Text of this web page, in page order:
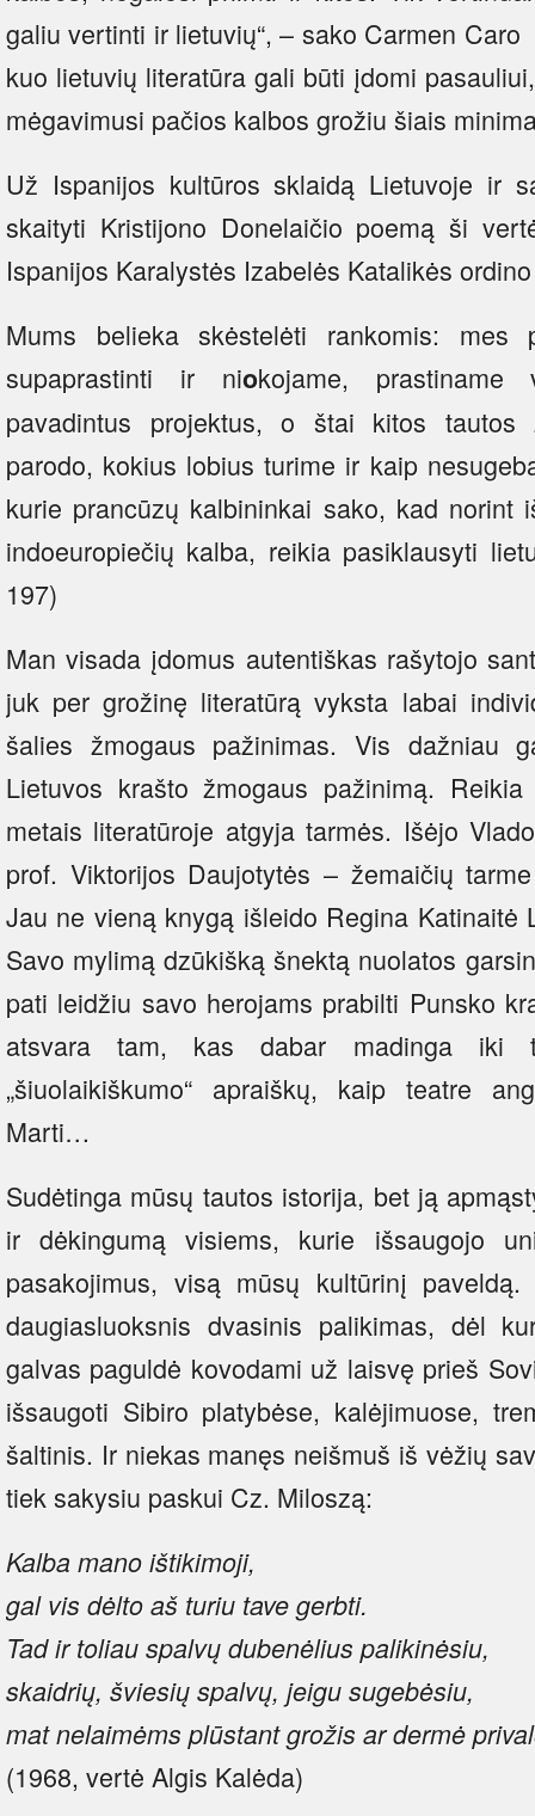
galiu vertinti ir lietuvių“, – sako Carmen
kuo lietuvių literatūra gali būti įdomi
mėgavimusi pačios kalbos grožiu šiais
Už Ispanijos kultūros sklaidą Lietuvoje ir
skaityti Kristijono Donelaičio poemą ši
Ispanijos Karalystės Izabelės Katalikės
Mums belieka skėstelėti rankomis: mes
supaprastinti ir niokojame, prastiname
pavadintus projektus, o štai kitos tautos
parodo, kokius lobius turime ir kaip
kurie prancūzų kalbininkai sako, kad norint
indoeuropiečių kalba, reikia pasiklausyti
197)
Man visada įdomus autentiškas rašytojo
juk per grožinę literatūrą vyksta labai
šalies žmogaus pažinimas. Vis dažniau
Lietuvos krašto žmogaus pažinimą.
metais literatūroje atgyja tarmės. Išėjo
prof. Viktorijos Daujotytės – žemaičių
Jau ne vieną knygą išleido Regina Katinaitė
Savo mylimą dzūkišką šnektą nuolatos
pati leidžiu savo herojams prabilti Punsko
atsvara tam, kas dabar madinga iki
„šiuolaikiškumo“ apraiškų, kaip teatre
Marti…
Sudėtinga mūsų tautos istorija, bet ją
ir dėkingumą visiems, kurie išsaugojo
pasakojimus, visą mūsų kultūrinį
daugiasluoksnis dvasinis palikimas, dėl
galvas paguldė kovodami už laisvę prieš
išsaugoti Sibiro platybėse, kalėjimuose,
šaltinis. Ir niekas manęs neišmuš iš vėžių
tiek sakysiu paskui Cz. Miloszą:
Kalba mano ištikimoji,
gal vis dėlto aš turiu tave gerbti.
Tad ir toliau spalvų dubenėlius palikinėsiu,
skaidrių, šviesių spalvų, jeigu sugebėsiu,
mat nelaimėms plūstant grožis ar dermė
(1968, vertė Algis Kalėda)